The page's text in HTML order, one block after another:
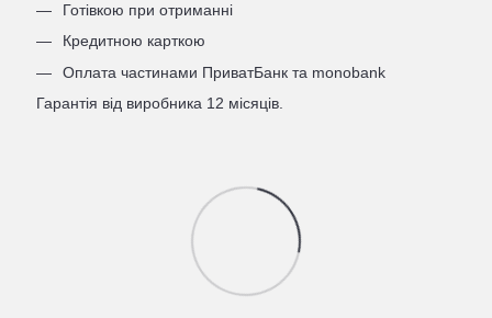
Готівкою при отриманні
Кредитною карткою
Оплата частинами ПриватБанк та monobank
Гарантія від виробника 12 місяців.